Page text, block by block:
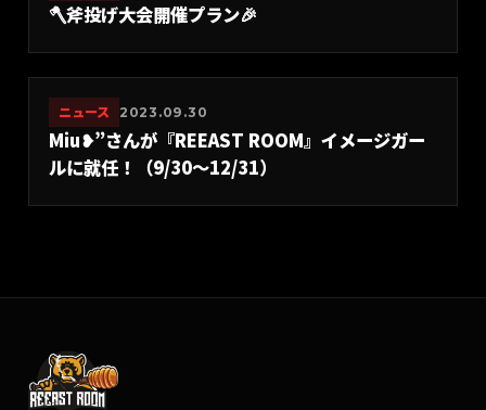
🪓斧投げ大会開催プラン🎉
ニュース 2023.09.30
Miu❥”さんが『REEAST ROOM』イメージガー
ルに就任！（9/30〜12/31）